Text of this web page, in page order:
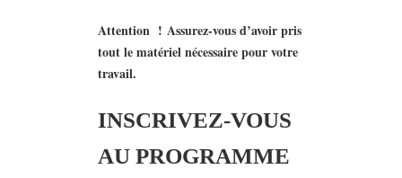
Attention ! Assurez-vous d’avoir pris
tout le matériel nécessaire pour votre
travail.
INSCRIVEZ-VOUS
AU PROGRAMME